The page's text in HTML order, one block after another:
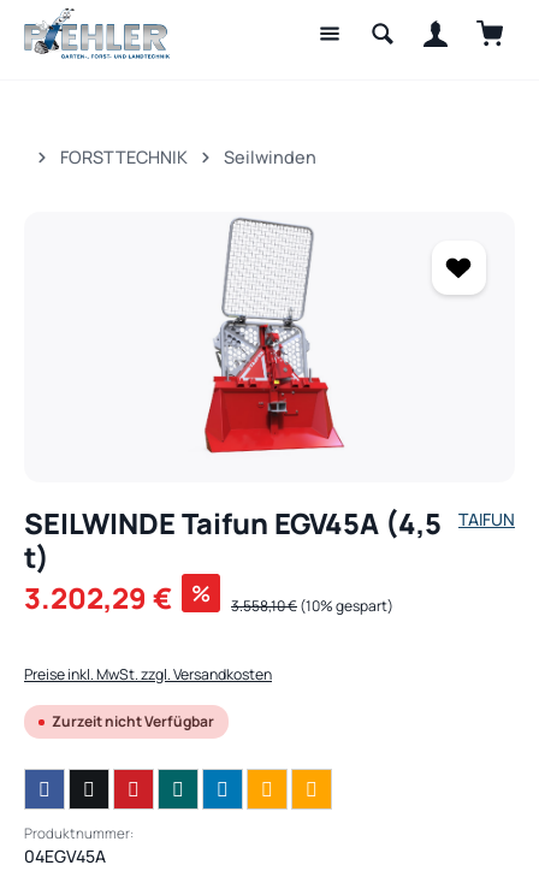
Zum Hauptinhalt springen
FORSTTECHNIK Seilwinden
SEILWINDE Taifun EGV45A (4,5
t)
TAIFUN
Verkaufspreis:
3.202,29 € % Regulärer Preis:
3.558,10 €(10% gespart)
Preise inkl. MwSt. zzgl. Versandkosten
Zurzeit nicht Verfügbar
Produktnummer:
04EGV45A